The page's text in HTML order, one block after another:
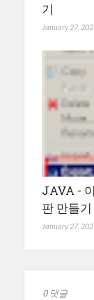
기
January 27,
JAVA -
판 만들기
January 27,
0 댓글